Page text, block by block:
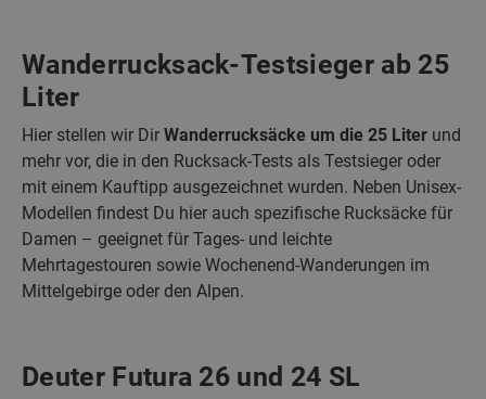
Wanderrucksack-Testsieger ab 25
Liter
Hier stellen wir Dir Wanderrucksäcke um die 25 Liter und
mehr vor, die in den Rucksack-Tests als Testsieger oder
mit einem Kauftipp ausgezeichnet wurden. Neben Unisex-
Modellen findest Du hier auch spezifische Rucksäcke für
Damen – geeignet für Tages- und leichte
Mehrtagestouren sowie Wochenend-Wanderungen im
Mittelgebirge oder den Alpen.
Deuter Futura 26 und 24 SL